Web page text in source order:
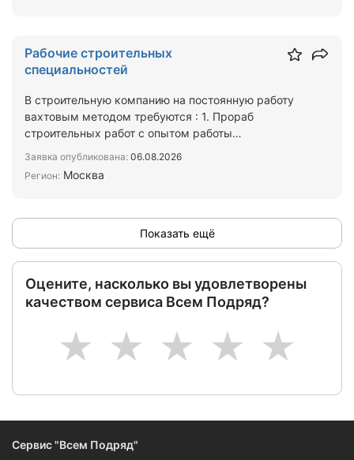
Рабочие строительных
специальностей
В строительную компанию на постоянную работу
вахтовым методом требуются : 1. Прораб
строительных работ с опытом работы
Заявка опубликована: 06.08.2026
Регион: Москва
Показать ещё
Оцените, насколько вы удовлетворены
качеством сервиса Всем Подряд?
5
4
3
2
1
Сервис "Всем Подряд"